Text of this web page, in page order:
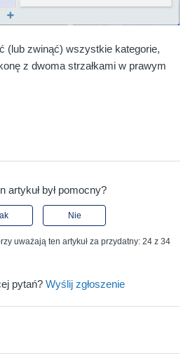
(lub zwinąć) wszystkie kategorie,
z dwoma strzałkami w prawym
artykuł był pomocny?
Nie
uważają ten artykuł za przydatny: 24 z 34
pytań? Wyślij zgłoszenie